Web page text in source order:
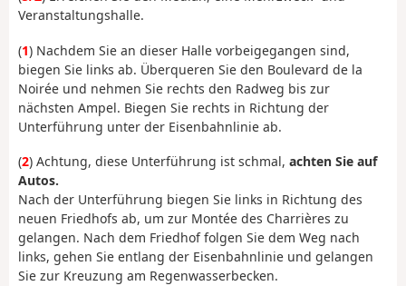
Veranstaltungshalle.
(1) Nachdem Sie an dieser Halle vorbeigegangen sind,
biegen Sie links ab. Überqueren Sie den Boulevard de la
Noirée und nehmen Sie rechts den Radweg bis zur
nächsten Ampel. Biegen Sie rechts in Richtung der
Unterführung unter der Eisenbahnlinie ab.
(2) Achtung, diese Unterführung ist schmal, achten Sie auf
Autos.
Nach der Unterführung biegen Sie links in Richtung des
neuen Friedhofs ab, um zur Montée des Charrières zu
gelangen. Nach dem Friedhof folgen Sie dem Weg nach
links, gehen Sie entlang der Eisenbahnlinie und gelangen
Sie zur Kreuzung am Regenwasserbecken.